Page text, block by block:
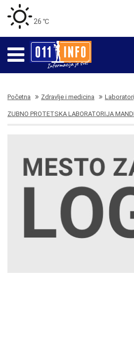
26 ℃
Početna Zdravlje i medicina
ZUBNO PROTETSKA LABORATORIJA